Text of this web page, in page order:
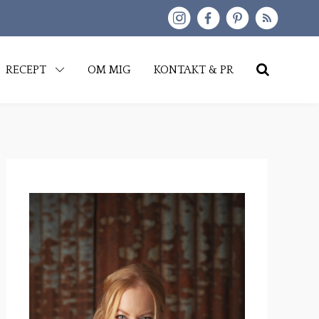
Skip
RECEPT OM MIG KONTAKT & PR